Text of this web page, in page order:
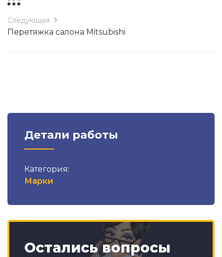
Следующая
Перетяжка салона Mitsubishi
Детали работы
Категория:
Марки
Остались вопросы